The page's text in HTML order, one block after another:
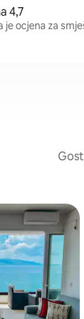
4,7
je ocjena za